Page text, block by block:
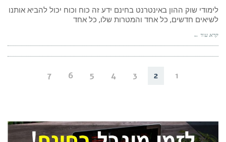
לימודי שוק ההון באינטרנט בחינם ידע זה כוח וכוח יכול להביא אותנו
לשיאים חדשים, כל אחד והמטרות שלו, כל אחד
קרא עוד ←
1
2
3
4
5
6
7